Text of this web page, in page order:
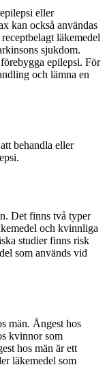
eller
kan också användas
läkemedel
sjukdom.
epilepsi. För
och lämna en
behandla eller
Det finns två typer
och kvinnliga
studier finns risk
som används vid
män. Ångest hos
kvinnor som
hos män är ett
läkemedel som